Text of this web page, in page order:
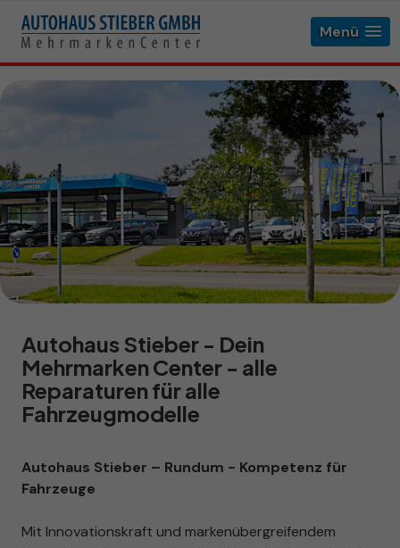
Menü
Autohaus Stieber - Dein
Mehrmarken Center - alle
Reparaturen für alle
Fahrzeugmodelle
Autohaus Stieber – Rundum - Kompetenz für
Fahrzeuge
Mit Innovationskraft und markenübergreifendem